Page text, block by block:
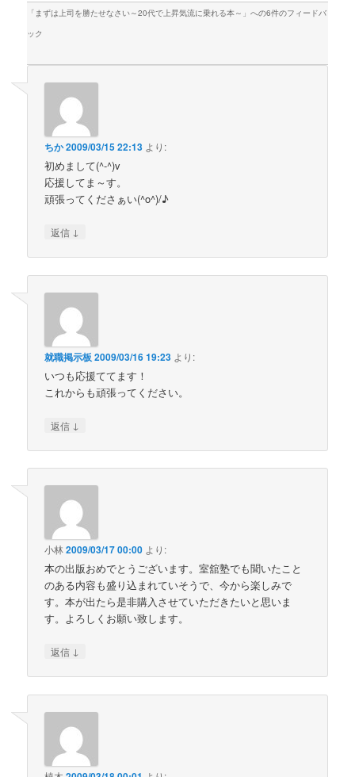
「 まずは上司を勝たせなさい～20代で上昇気流に乗れる本～ 」への6件のフィードバ
ック
ちか2009/03/15 22:13 より:
初めまして(^-^)v
応援してま～す。
頑張ってくださぁい(^o^)/♪
返信 ↓
就職掲示板2009/03/16 19:23 より:
いつも応援ててます！
これからも頑張ってください。
返信 ↓
小林2009/03/17 00:00 より:
本の出版おめでとうございます。室舘塾でも聞いたこと
のある内容も盛り込まれていそうで、今から楽しみで
す。本が出たら是非購入させていただきたいと思いま
す。よろしくお願い致します。
返信 ↓